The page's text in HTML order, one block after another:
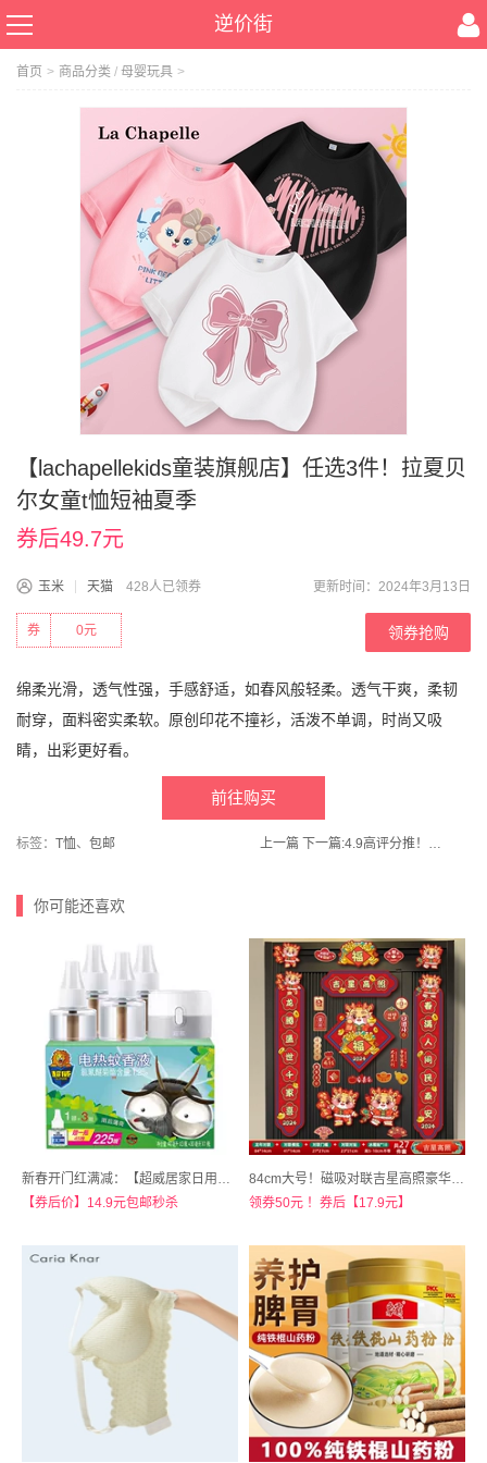
逆价街
首页 > 商品分类 / 母婴玩具 >
【lachapellekids童装旗舰店】任选3件！拉夏贝
尔女童t恤短袖夏季
券后49.7元
玉米 天猫 428人已领券 更新时间：2024年3月13日
0元
券 领券抢购
绵柔光滑，透气性强，手感舒适，如春风般轻柔。透气干爽，柔韧
耐穿，面料密实柔软。原创印花不撞衫，活泼不单调，时尚又吸
睛，出彩更好看。
前往购买
标签： T恤 、 包邮 上一篇 下一篇: 4.9高评分推！【九鲤湖旗舰店】2斤！九鲤湖福建桂圆干大果
你可能还喜欢
新春开门红满减：【超威居家日用旗舰店】电蚊香3液+1器
【券后价】14.9元包邮秒杀
84cm大号！磁吸对联吉星高照豪华27件套
领券50元 ！券后【17.9元】